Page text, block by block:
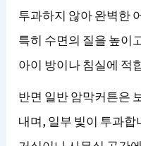
투과하지 않아 완벽한
특히 수면의 질을 높이
아이 방이나 침실에 적
반면 일반 암막커튼은
내며, 일부 빛이 투과